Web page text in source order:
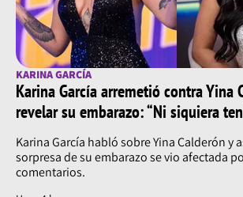
KARINA GARCÍA
Karina García arremetió contra Yina
revelar su embarazo: “Ni siquiera
Karina García habló sobre Yina Calderón y
sorpresa de su embarazo se vio afectada
comentarios.